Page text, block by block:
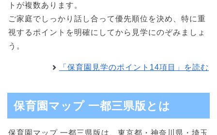
トが複数あります。
ご家庭でしっかり話し合って優先順位を決め、特に重
視するポイントを明確にしてから見学にのぞみましょ
う。
「保育園見学のポイント14項目」を読む
保育園マップ 一都三県版とは
保育園マップ 一都三県版は、東京都・神奈川県・埼玉